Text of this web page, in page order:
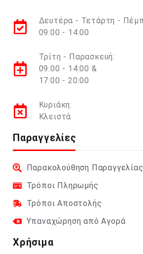
Δευτέρα - Τετάρτη -
09:00 - 14:00
Τρίτη - Παρασκευή:
09:00 - 14:00 &
17:00 - 20:00
Κυριάκη:
Κλειστά
Παραγγελίες
Παρακολούθηση Παραγγελίας
Τρόποι Πληρωμής
Τρόποι Αποστολής
Υπαναχώρηση από Αγορά
Χρήσιμα